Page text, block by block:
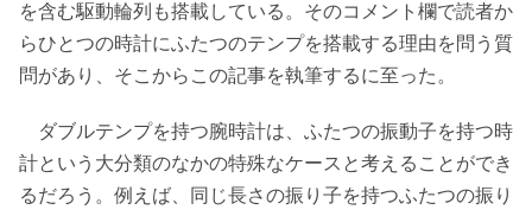
を含む駆動輪列も搭載している。そのコメント欄で読者か
らひとつの時計にふたつのテンプを搭載する理由を問う質
問があり、そこからこの記事を執筆するに至った。
ダブルテンプを持つ腕時計は、ふたつの振動子を持つ時
計という大分類のなかの特殊なケースと考えることができ
るだろう。例えば、同じ長さの振り子を持つふたつの振り